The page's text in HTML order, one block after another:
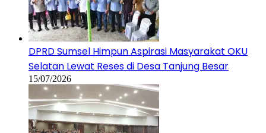
DPRD Sumsel Himpun Aspirasi Masyarakat OKU
Selatan Lewat Reses di Desa Tanjung Besar
15/07/2026